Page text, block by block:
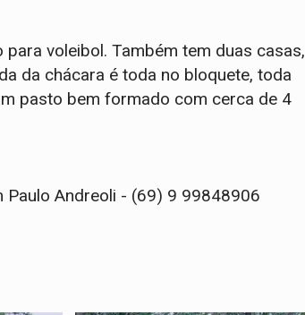
voleibol. Também tem duas casas,
da chácara é toda no bloquete, toda
pasto bem formado com cerca de 4
Andreoli - (69) 9 99848906